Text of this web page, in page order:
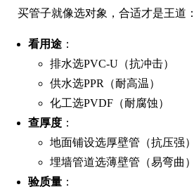
买管子就像选对象，合适才是王道：
看用途 ：
排水选PVC-U（抗冲击）
供水选PPR（耐高温）
化工选PVDF（耐腐蚀）
查厚度 ：
地面铺设选厚壁管（抗压强）
埋墙管道选薄壁管（易弯曲）
验质量 ：